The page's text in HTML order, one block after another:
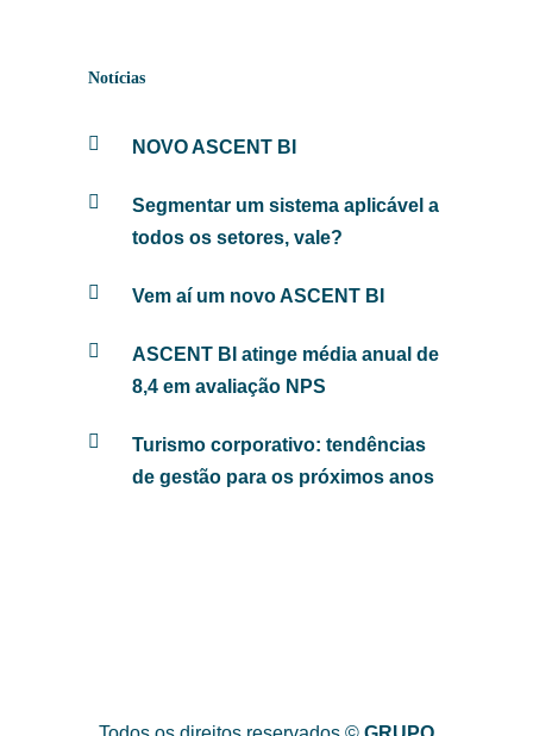
Notícias
NOVO ASCENT BI
Segmentar um sistema aplicável a
todos os setores, vale?
Vem aí um novo ASCENT BI
ASCENT BI atinge média anual de
8,4 em avaliação NPS
Turismo corporativo: tendências
de gestão para os próximos anos